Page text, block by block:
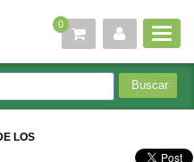
0
LOS